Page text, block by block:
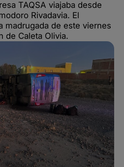
TAQSA viajaba desde
Rivadavia. El
madrugada de este viernes
de Caleta Olivia.